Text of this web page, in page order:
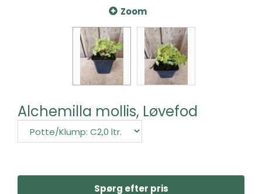
Zoom
Alchemilla mollis, Løvefod
Spørg efter pris